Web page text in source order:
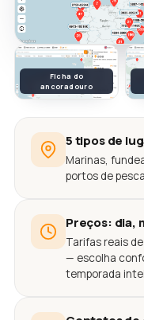
Ficha do
ancoradouro
5 tipos de
Marinas,
portos de
Preços: dia,
Tarifas reais
— escolha
temporada